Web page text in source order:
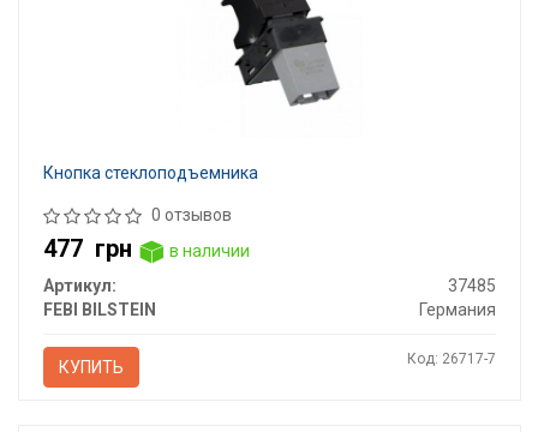
Кнопка стеклоподъемника
0 отзывов
477 грн
в наличии
Артикул:
37485
FEBI BILSTEIN
Германия
КУПИТЬ Код: 26717-7